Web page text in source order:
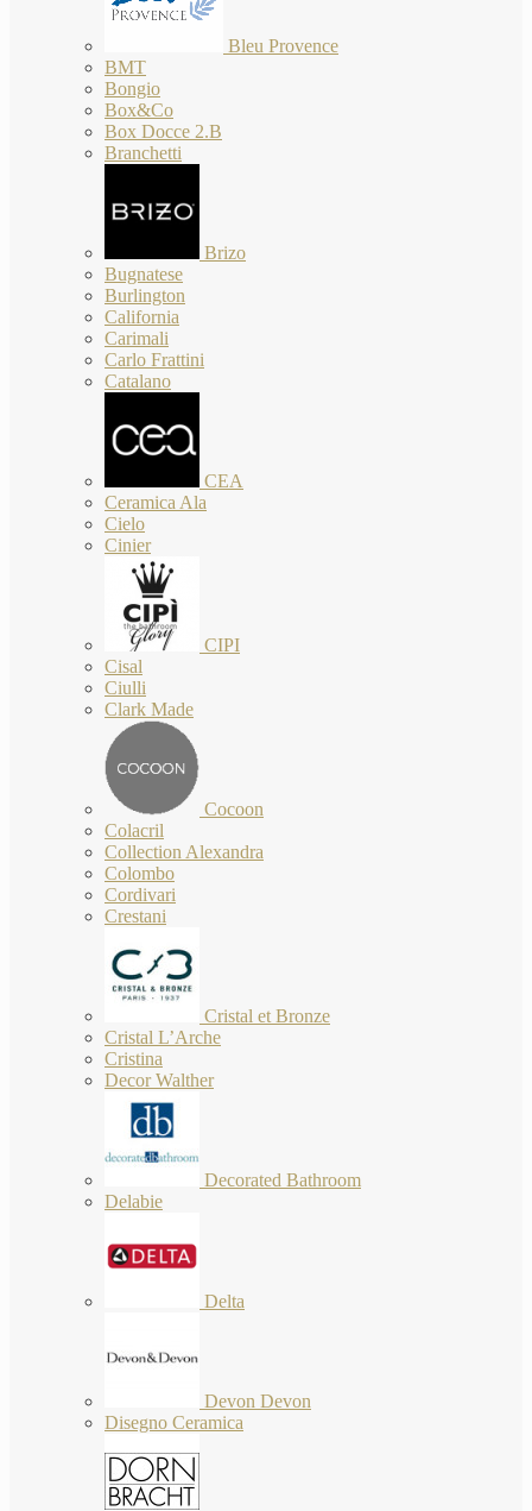
Bleu Provence
BMT
Bongio
Box&Co
Box Docce 2.B
Branchetti
Brizo
Bugnatese
Burlington
California
Carimali
Carlo Frattini
Catalano
CEA
Ceramica Ala
Cielo
Cinier
CIPI
Cisal
Ciulli
Clark Made
Cocoon
Colacril
Collection Alexandra
Colombo
Cordivari
Crestani
Cristal et Bronze
Cristal L’Arche
Cristina
Decor Walther
Decorated Bathroom
Delabie
Delta
Devon Devon
Disegno Ceramica